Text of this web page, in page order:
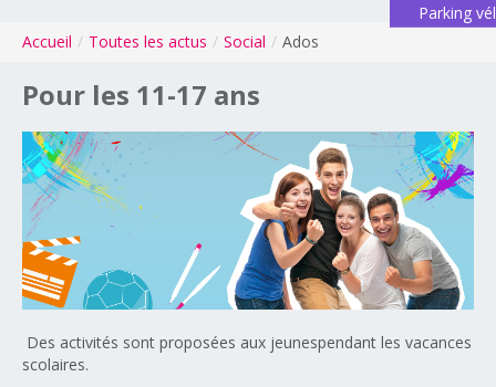
Parking
Accueil / Toutes les actus / Social / Ados
Pour les 11-17 ans
Des activités sont proposées aux jeunespendant les vacances
scolaires.